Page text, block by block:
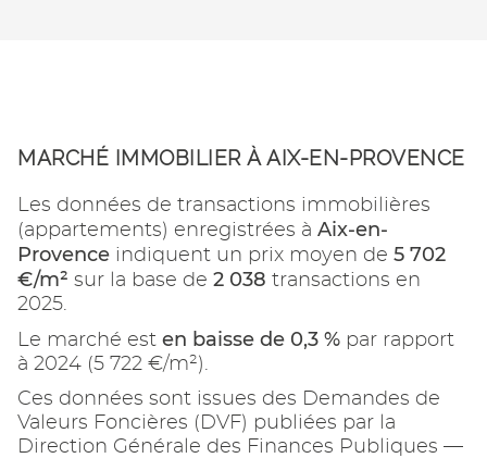
MARCHÉ IMMOBILIER À AIX-EN-PROVENCE
Les données de transactions immobilières
(appartements) enregistrées à Aix-en-
Provence indiquent un prix moyen de 5 702
€/m² sur la base de 2 038 transactions en
2025.
Le marché est en baisse de 0,3 % par rapport
à 2024 (5 722 €/m²).
Ces données sont issues des Demandes de
Valeurs Foncières (DVF) publiées par la
Direction Générale des Finances Publiques —